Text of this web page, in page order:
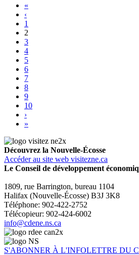
«
‹
1
2
3
4
5
6
7
8
9
10
›
»
Découvrez la Nouvelle-Écosse
Accéder au site web visitezne.ca
Le Conseil de développement
1809, rue Barrington, bureau 1104
Halifax (Nouvelle-Écosse) B3J 3K8
Téléphone: 902-422-2752
Télécopieur: 902-424-6002
info@cdene.ns.ca
S'ABONNER À L'INFOLETTRE DU